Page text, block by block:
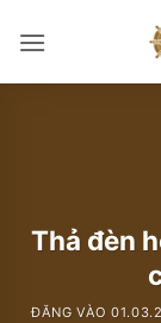
qua
Thả đèn
ĐĂNG VÀO